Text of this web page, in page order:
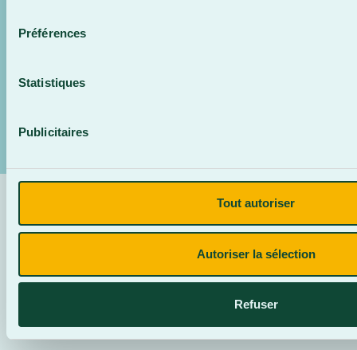
Préférences
Statistiques
Publicitaires
Tout autoriser
Autoriser la sélection
Refuser
Tous les événements